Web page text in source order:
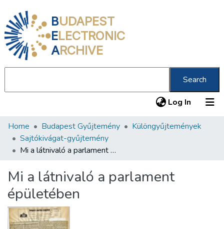
BUDAPEST
ELECTRONIC
ARCHIVE
Search
Log In (current)
Communities & Collections
All of DSpace
About us
Home Budapest Gyűjtemény
Különgyűjtemények
Sajtókivágat-gyűjtemény
Mi a látnivaló a parlament épületében
Mi a látnivaló a parlament
épületében